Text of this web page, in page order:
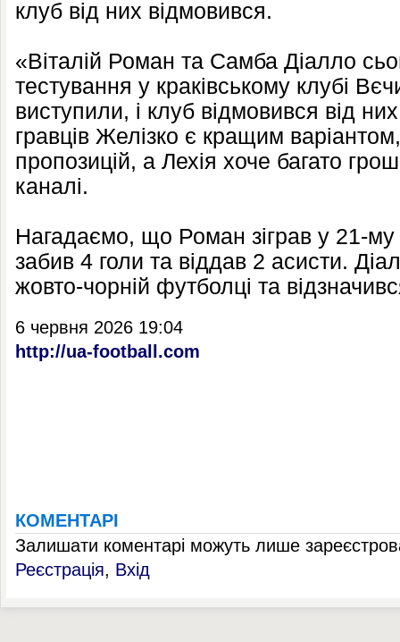
клуб від них відмовився.
«Віталій Роман та Самба Діалло
тестування у краківському клубі
виступили, і клуб відмовився від
гравців Желізко є кращим
пропозицій, а Лехія хоче багато
каналі.
Нагадаємо, що Роман зіграв у 21-му
забив 4 голи та віддав 2 асисти.
жовто-чорній футболці та
6 червня 2026 19:04
http://ua-football.com
КОМЕНТАРІ
Залишати коментарі можуть лише
Реєстрація, Вхід